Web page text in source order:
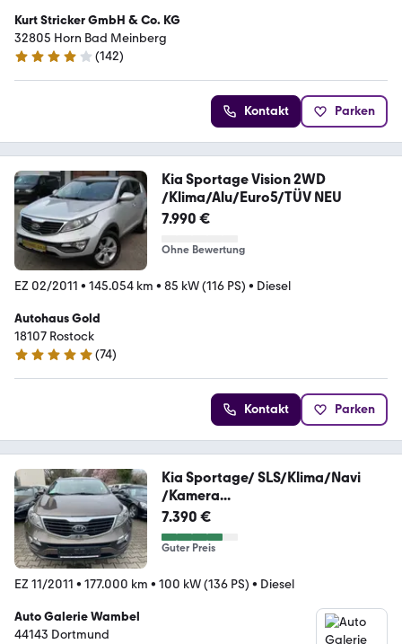
Kurt Stricker GmbH & Co. KG
32805 Horn Bad Meinberg
4.1 Sterne
(142)
Kontakt Parken
Kia Sportage Vision 2WD
/Klima/Alu/Euro5/TÜV NEU
7.990 €
Ohne Bewertung
EZ 02/2011 • 145.054 km • 85 kW (116 PS) • Diesel
Autohaus Gold
18107 Rostock
5 Sterne
(74)
Kontakt Parken
Kia Sportage/ SLS/Klima/Navi
/Kamera...
7.390 €
Guter Preis
EZ 11/2011 • 177.000 km • 100 kW (136 PS) • Diesel
Auto Galerie Wambel
44143 Dortmund